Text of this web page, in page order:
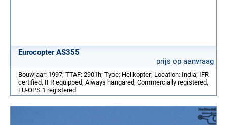
Eurocopter AS355
prijs op aanvraag
Bouwjaar: 1997; TTAF: 2901h; Type: Helikopter; Location: India; IFR
certified, IFR equipped, Always hangared, Commercially registered,
EU-OPS 1 registered